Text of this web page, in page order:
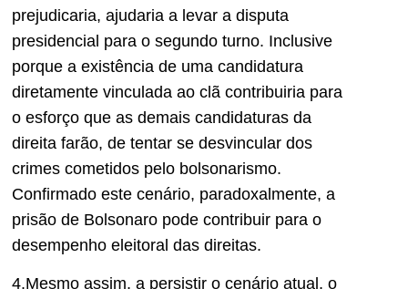
prejudicaria, ajudaria a levar a disputa
presidencial para o segundo turno. Inclusive
porque a existência de uma candidatura
diretamente vinculada ao clã contribuiria para
o esforço que as demais candidaturas da
direita farão, de tentar se desvincular dos
crimes cometidos pelo bolsonarismo.
Confirmado este cenário, paradoxalmente, a
prisão de Bolsonaro pode contribuir para o
desempenho eleitoral das direitas.
4.Mesmo assim, a persistir o cenário atual, o